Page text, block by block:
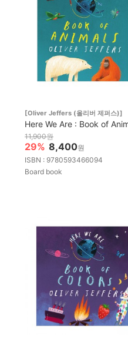
[Oliver Jeffers (올리버 제퍼스)]
Here We Are : Book of
11,900원
29% 8,400원
ISBN : 9780593466094
Board book